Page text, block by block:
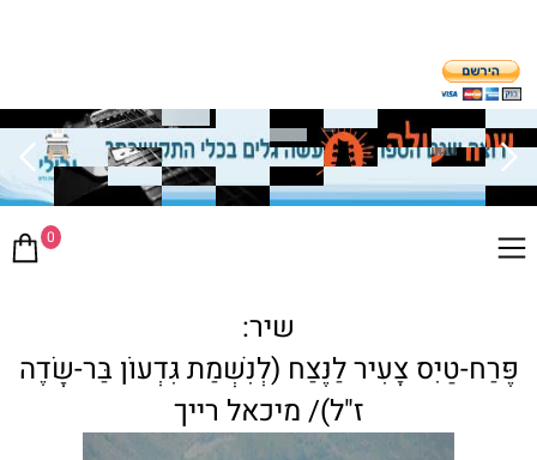
0
שיר:
פֶּרַח-טַיִס צָעִיר לַנֶּצַח (לְנִשְׁמַת גִּדְעוֹן בַּר-שָׂדֶה
ז"ל)/ מיכאל רייך